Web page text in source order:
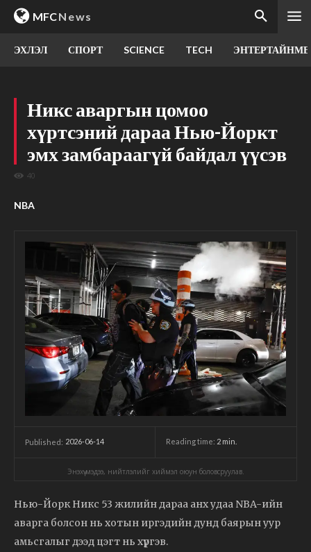
MFCNews
ЭХЛЭЛ СПОРТ SCIENCE TECH
Никс аваргын цомоо
хүртсэний дараа Нью-Йоркт
эмх замбараагүй байдал үүсэв
40
NBA
Published: 2026-06-14 Reading time: 2 min.
Энэхүү мэдээ, нийтлэлийг хиймэл оюун боловсруулав.
Нью-Йорк Никс 53 жилийн дараа анх удаа NBA-ийн
аварга болсон нь хотын иргэдийн дунд баярын уур
амьсгалыг дээд цэгт нь хүргэв.